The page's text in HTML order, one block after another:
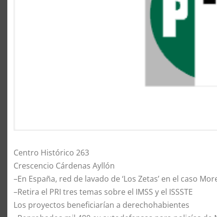
Centro Histórico 263
Crescencio Cárdenas Ayllón
–En España, red de lavado de ‘Los Zetas’ en el caso
–Retira el PRI tres temas sobre el IMSS y el ISSSTE
Los proyectos beneficiarían a derechohabientes